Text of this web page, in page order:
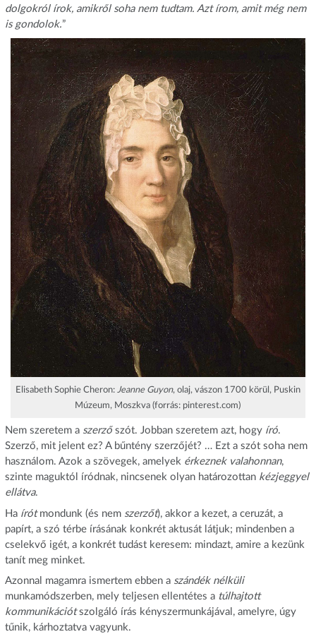
dolgokról írok, amikről soha nem tudtam. Azt írom, amit még nem
is gondolok.”
Elisabeth Sophie Cheron: Jeanne Guyon, olaj, vászon 1700 körül, Puskin
Múzeum, Moszkva (forrás: pinterest.com)
Nem szeretem a szerzőszót. Jobban szeretem azt, hogy író.
Szerző, mit jelent ez? A bűntény szerzőjét? … Ezt a szót soha nem
használom. Azok a szövegek, amelyek érkeznek valahonnan,
szinte maguktól íródnak, nincsenek olyan határozottan kézjeggyel
ellátva.
Ha írótmondunk (és nem szerzőt), akkor a kezet, a ceruzát, a
papírt, a szó térbe írásának konkrét aktusát látjuk; mindenben a
cselekvő igét, a konkrét tudást keresem: mindazt, amire a kezünk
tanít meg minket.
Azonnal magamra ismertem ebben a szándék nélküli
munkamódszerben, mely teljesen ellentétes a túlhajtott
kommunikációtszolgáló írás kényszermunkájával, amelyre, úgy
tűnik, kárhoztatva vagyunk.